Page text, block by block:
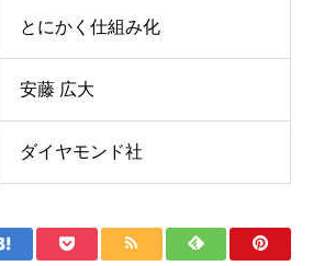
とにかく仕組み化
安藤 広大
ダイヤモンド社